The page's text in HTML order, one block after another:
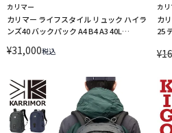
カリマー
カリマー ライフスタイル リュック ハイラ
ンズ40 バックパック A4 B4 A3 40L
¥31,000税込
カ
カ
25
¥